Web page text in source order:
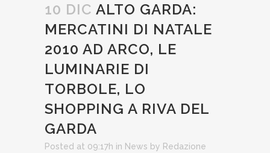
10 DIC ALTO GARDA:
MERCATINI DI NATALE
2010 AD ARCO, LE
LUMINARIE DI
TORBOLE, LO
SHOPPING A RIVA DEL
GARDA
Posted at 09:17h in News by Redazione